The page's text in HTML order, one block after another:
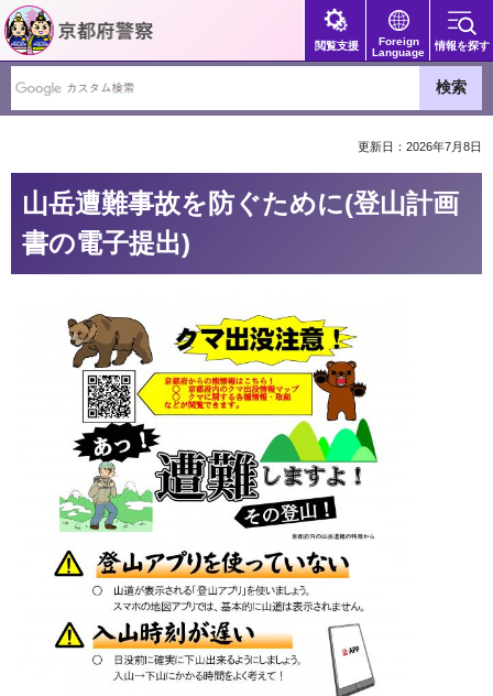
京都府警察
閲覧支援
Foreign
Language
情報を探す
更新日：2026年7月8日
山岳遭難事故を防ぐために(登山計画
書の電子提出)